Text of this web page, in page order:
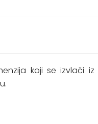
koji se izvlači